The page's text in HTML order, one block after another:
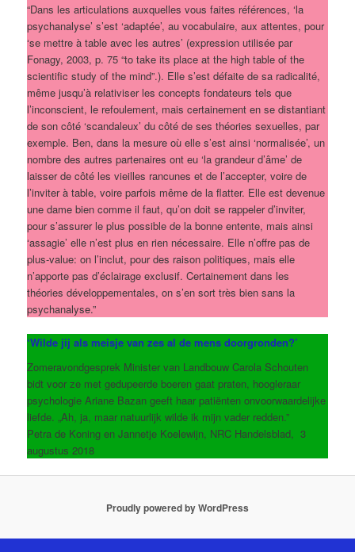
“Dans les articulations auxquelles vous faites références, ‘la
psychanalyse’ s’est ‘adaptée’, au vocabulaire, aux attentes, pour
‘se mettre à table avec les autres’ (expression utilisée par
Fonagy, 2003, p. 75 “to take its place at the high table of the
scientific study of the mind”.). Elle s’est défaite de sa radicalité,
même jusqu’à relativiser les concepts fondateurs tels que
l’inconscient, le refoulement, mais certainement en se distantiant
de son côté ‘scandaleux’ du côté de ses théories sexuelles, par
exemple. Ben, dans la mesure où elle s’est ainsi ‘normalisée’, un
nombre des autres partenaires ont eu ‘la grandeur d’âme’ de
laisser de côté les vieilles rancunes et de l’accepter, voire de
l’inviter à table, voire parfois même de la flatter. Elle est devenue
une dame bien comme il faut, qu’on doit se rappeler d’inviter,
pour s’assurer le plus possible de la bonne entente, mais ainsi
‘assagie’ elle n’est plus en rien nécessaire. Elle n’offre pas de
plus-value: on l’inclut, pour des raison politiques, mais elle
n’apporte pas d’éclairage exclusif. Certainement dans les
théories développementales, on s’en sort très bien sans la
psychanalyse.”
‘Wilde jij als meisje van zes al de mens doorgronden?’
Zomeravondgesprek Minister van Landbouw Carola Schouten
bidt voor ze met gedupeerde boeren gaat praten, hoogleraar
psychologie Ariane Bazan geeft haar patiënten onvoorwaardelijke
liefde. „Ah, ja, maar natuurlijk wilde ik mijn vader redden.”
Petra de Koning en Jannetje Koelewijn, NRC Handelsblad, 3
augustus 2018
Proudly powered by WordPress